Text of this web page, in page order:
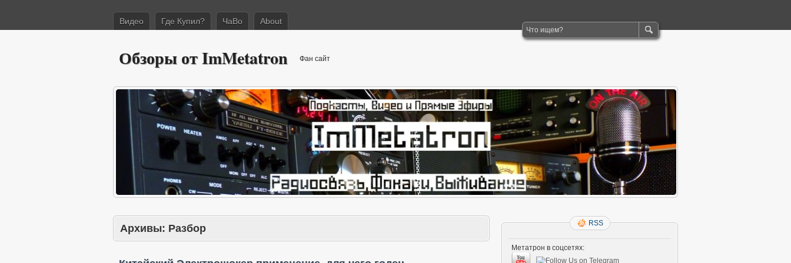
Видео Где Купил? ЧаВо About
Обзоры от ImMetatron Фан сайт
Архивы: Разбор RSS
Метатрон в соцсетях: